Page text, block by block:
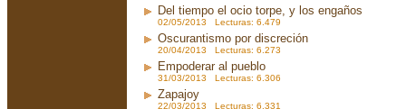
Del tiempo el ocio torpe, y los engaños
02/05/2013 Lecturas: 6.479
Oscurantismo por discreción
20/04/2013 Lecturas: 6.273
Empoderar al pueblo
31/03/2013 Lecturas: 6.306
Zapajoy
22/03/2013 Lecturas: 6.331